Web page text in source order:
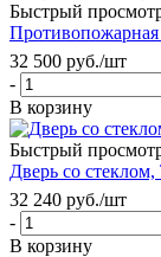
Быстрый
Противопожарная
32 500 руб./шт
-
В корзину
Быстрый
Дверь со
32 240 руб./шт
-
В корзину